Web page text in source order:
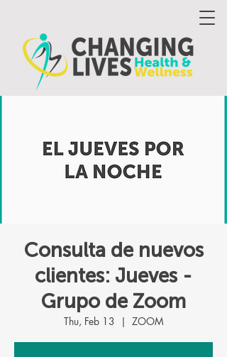
Consulta de nuevos
clientes: Jueves -
Grupo de Zoom
Thu, Feb 13
  |
ZOOM